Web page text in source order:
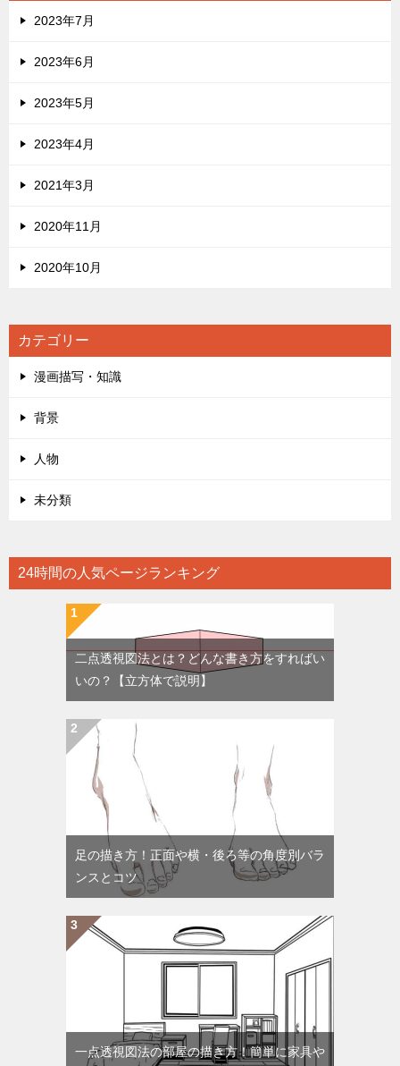
2023年7月
2023年6月
2023年5月
2023年4月
2021年3月
2020年11月
2020年10月
カテゴリー
漫画描写・知識
背景
人物
未分類
24時間の人気ページランキング
二点透視図法とは？どんな書き方をすればい
いの？【立方体で説明】
足の描き方！正面や横・後ろ等の角度別バラ
ンスとコツ
一点透視図法の部屋の描き方！簡単に家具や